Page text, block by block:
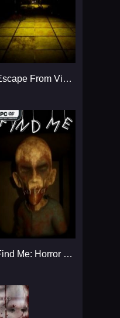
Escape From Violet Institute...
Find Me: Horror Game...